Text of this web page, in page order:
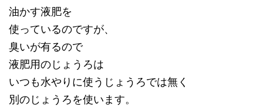
油かす液肥を
使っているのですが、
臭いが有るので
液肥用のじょうろは
いつも水やりに使うじょうろでは無く
別のじょうろを使います。